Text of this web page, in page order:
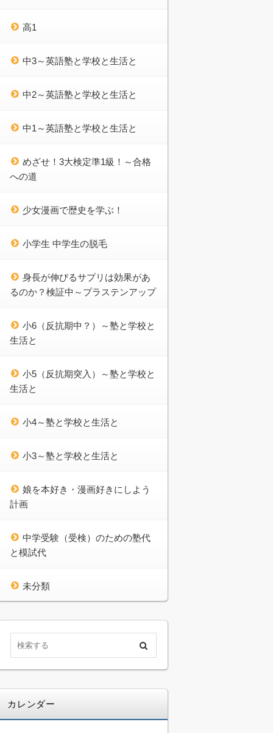
高1
中3～英語塾と学校と生活と
中2～英語塾と学校と生活と
中1～英語塾と学校と生活と
めざせ！3大検定準1級！～合格
への道
少女漫画で歴史を学ぶ！
小学生 中学生の脱毛
身長が伸びるサプリは効果があ
るのか？検証中～プラステンアップ
小6（反抗期中？）～塾と学校と
生活と
小5（反抗期突入）～塾と学校と
生活と
小4～塾と学校と生活と
小3～塾と学校と生活と
娘を本好き・漫画好きにしよう
計画
中学受験（受検）のための塾代
と模試代
未分類
カレンダー